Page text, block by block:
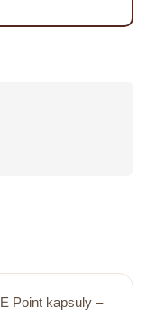
Point kapsuly –